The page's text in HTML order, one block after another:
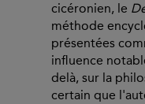
cicéronien, le
méthode
présentées
influence
delà, sur la
certain que